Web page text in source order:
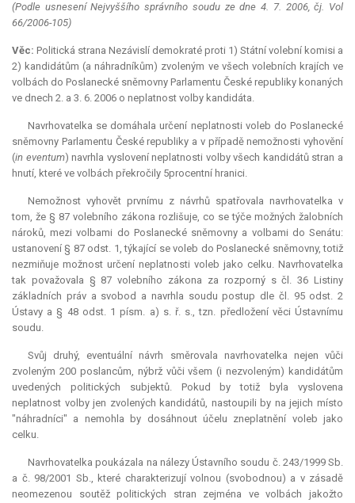
(Podle usnesení Nejvyššího správního soudu ze dne 4. 7. 2006, čj. Vol
66/2006-105)
Věc: Politická strana Nezávislí demokraté proti 1) Státní volební komisi a
2) kandidátům (a náhradníkům) zvoleným ve všech volebních krajích ve
volbách do Poslanecké sněmovny Parlamentu České republiky konaných
ve dnech 2. a 3. 6. 2006 o neplatnost volby kandidáta.
Navrhovatelka se domáhala určení neplatnosti voleb do Poslanecké
sněmovny Parlamentu České republiky a v případě nemožnosti vyhovění
(in eventum) navrhla vyslovení neplatnosti volby všech kandidátů stran a
hnutí, které ve volbách překročily 5procentní hranici.
Nemožnost vyhovět prvnímu z návrhů spatřovala navrhovatelka v
tom, že § 87 volebního zákona rozlišuje, co se týče možných žalobních
nároků, mezi volbami do Poslanecké sněmovny a volbami do Senátu:
ustanovení § 87 odst. 1, týkající se voleb do Poslanecké sněmovny, totiž
nezmiňuje možnost určení neplatnosti voleb jako celku. Navrhovatelka
tak považovala § 87 volebního zákona za rozporný s čl. 36 Listiny
základních práv a svobod a navrhla soudu postup dle čl. 95 odst. 2
Ústavy a § 48 odst. 1 písm. a) s. ř. s., tzn. předložení věci Ústavnímu
soudu.
Svůj druhý, eventuální návrh směrovala navrhovatelka nejen vůči
zvoleným 200 poslancům, nýbrž vůči všem (i nezvoleným) kandidátům
uvedených politických subjektů. Pokud by totiž byla vyslovena
neplatnost volby jen zvolených kandidátů, nastoupili by na jejich místo
"náhradníci" a nemohla by dosáhnout účelu zneplatnění voleb jako
celku.
Navrhovatelka poukázala na nálezy Ústavního soudu č. 243/1999 Sb.
a č. 98/2001 Sb., které charakterizují volnou (svobodnou) a v zásadě
neomezenou soutěž politických stran zejména ve volbách jakožto